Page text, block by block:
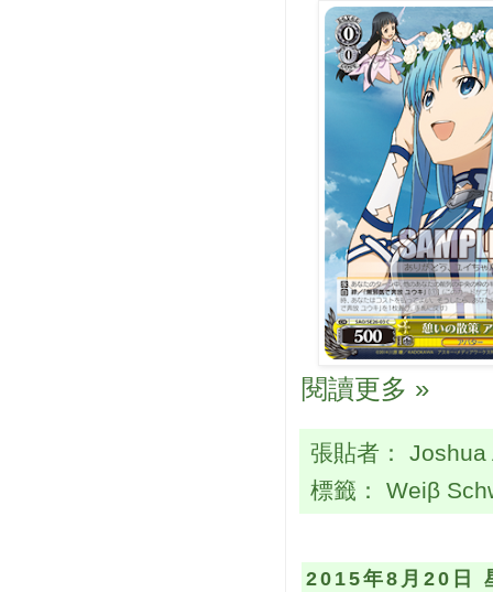
閱讀更多 »
張貼者：
標籤： Weiβ
2015年8月20日